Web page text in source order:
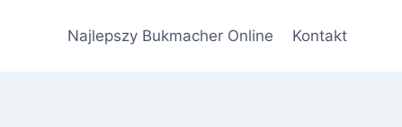
Najlepszy Bukmacher Online Kontakt